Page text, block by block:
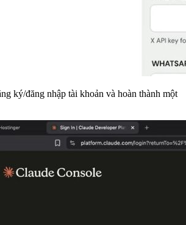
ký/đăng nhập tài khoản và hoàn thành một